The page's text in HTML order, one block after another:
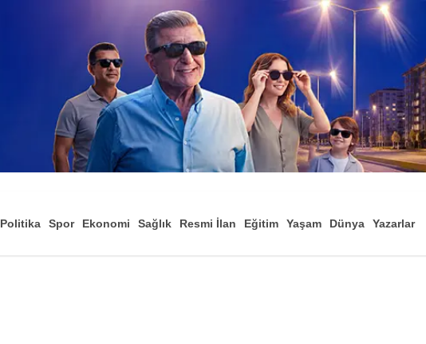
Politika Spor Ekonomi Sağlık Resmi İlan Eğitim Yaşam
Dünya
Yazarlar